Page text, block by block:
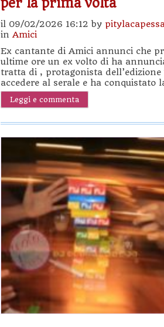
il 09/02/2026 16:12 by
in Amici
Ex cantante di Amici annunci che
ultime ore un ex volto di ha
tratta di , protagonista
accedere al serale e ha
Leggi e commenta